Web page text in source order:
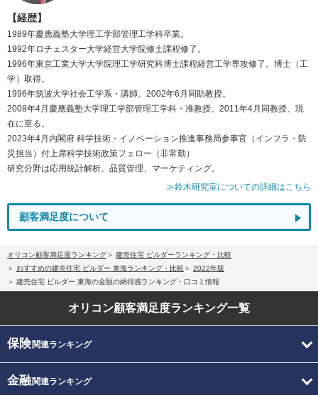
【経歴】
1989年慶應義塾大学理工学部管理工学科卒業。
1992年ロチェスター大学経営大学院修士課程修了。
1996年東京工業大学大学院理工学研究科博士課程経営工学専攻修了。博士（工
学）取得。
1996年筑波大学社会工学系・講師。2002年6月同助教授。
2008年4月慶應義塾大学理工学部管理工学科・准教授。2011年4月同教授、現
在に至る。
2023年4月内閣府 科学技術・イノベーション推進事務局参事官（インフラ・防
災担当）付上席科学技術政策フェロー（非常勤）
研究分野は応用統計解析、品質管理、マーケティング。
≫鈴木研究室についての詳細はこちら
顧客満足度について
オリコン顧客満足度ランキング
建売住宅 ビルダーランキング・比較
おすすめの建売住宅 ビルダー 東海ランキング・比較
2022年版
建売住宅 ビルダー 東海の金額の納得感ランキング・口コミ情報
オリコン顧客満足度ランキング一覧
保険関連ランキング
金融関連ランキング